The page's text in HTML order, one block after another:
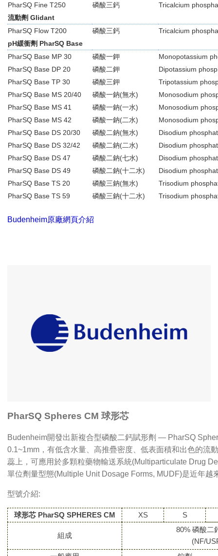
PharSQ Fine T250
磷酸三鈣
Tricalcium
流動劑 Glidant
PharSQ Flow T200
磷酸三鈣
Tricalcium
pH緩衝劑 PharSQ Base
PharSQ Base MP 30
磷酸一鉀
Monopotassium
PharSQ Base DP 20
磷酸二鉀
Dipotassium
PharSQ Base TP 30
磷酸三鉀
Tripotassium
PharSQ Base MS 20/40
磷酸一鈉(無水)
Monosodium
PharSQ Base MS 41
磷酸一鈉(一水)
Monosodium
PharSQ Base MS 42
磷酸一鈉(二水)
Monosodium
PharSQ Base DS 20/30
磷酸二鈉(無水)
Disodium
PharSQ Base DS 32/42
磷酸二鈉(二水)
Disodium
PharSQ Base DS 47
磷酸二鈉(七水)
Disodium
PharSQ Base DS 49
磷酸二鈉(十二水)
Disodium
PharSQ Base TS 20
磷酸三鈉(無水)
Trisodium
PharSQ Base TS 59
磷酸三鈉(十二水) Trisodium
Budenheim原廠網頁介紹
PharSQ Spheres CM 球形芯
Budenheim開發出新複合型磷酸二鈣賦形劑 — PharSQ
0.1~1mm，有低含水量、高推疊密度、低表面積和出色的流
蕊上，可應用於多顆粒藥物輸送系統(Multiparticulate Drug
單位劑量型態(Multiple Unit Dosage Forms, MUDF)是近年越
型號介紹:
球形芯 PharSQ SPHERES CM XS S
組成
80% 磷酸二
(NF/